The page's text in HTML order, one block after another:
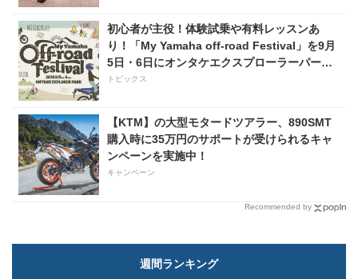
初心者が主役！体験試乗や有料レッスンあ
り！「My Yamaha off-road Festival」を9月
5日・6日にオンタケエクスプローラーパーク
で実施！
トピックス
【KTM】の大型モタードツアラー、890SMT
購入時に35万円のサポートが受けられるキャ
ンペーンを実施中！
キャンペーン
Recommended by
週間ランキング